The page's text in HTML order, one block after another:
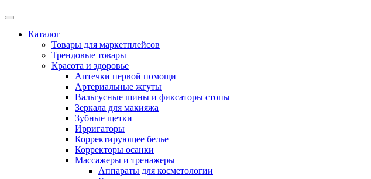
Каталог
Товары для маркетплейсов
Трендовые товары
Красота и здоровье
Аптечки первой помощи
Артериальные жгуты
Вальгусные шины и фиксаторы стопы
Зеркала для макияжа
Зубные щетки
Ирригаторы
Корректирующее белье
Корректоры осанки
Массажеры и тренажеры
Аппараты для косметологии